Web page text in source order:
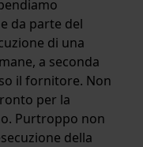
da parte del
di una
a seconda
il fornitore. Non
per la
Purtroppo non
della